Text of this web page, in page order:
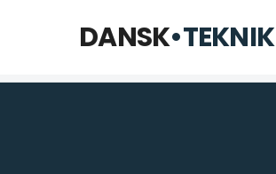
DANSK•TEKNIK
Telefon til kl. 22 · Chat til 23:30